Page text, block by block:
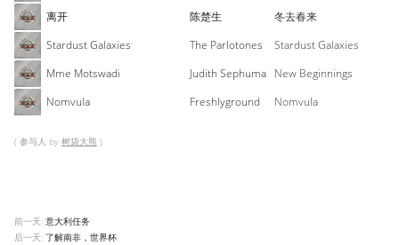
离开
陈楚生
冬去春来
Stardust Galaxies
The Parlotones
Stardust Galaxies
Mme Motswadi
Judith Sephuma
New Beginnings
Nomvula
Freshlyground Nomvula
( 参与人 by 树袋大熊 )
前一天: 意大利任务
后一天: 了解南非，世界杯